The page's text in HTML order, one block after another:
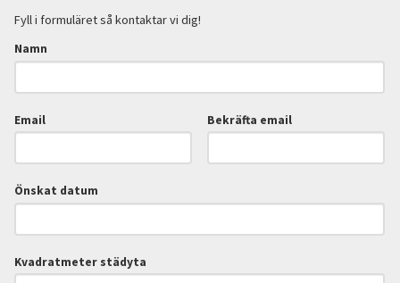
Fyll i formuläret så kontaktar vi dig!
Namn
Email Bekräfta email
Önskat datum
Kvadratmeter städyta